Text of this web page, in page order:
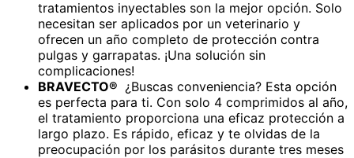
tratamientos inyectables son la mejor opción. Solo
necesitan ser aplicados por un veterinario y
ofrecen un año completo de protección contra
pulgas y garrapatas. ¡Una solución sin
complicaciones!
BRAVECTO® ¿Buscas conveniencia? Esta opción
es perfecta para ti. Con solo 4 comprimidos al año,
el tratamiento proporciona una eficaz protección a
largo plazo. Es rápido, eficaz y te olvidas de la
preocupación por los parásitos durante tres meses